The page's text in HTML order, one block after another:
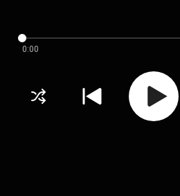
0:00